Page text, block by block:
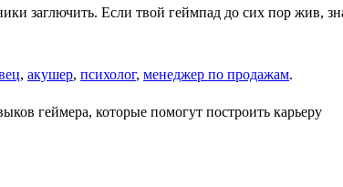
заглючить. Если твой геймпад до сих пор жив,
, акушер, психолог, менеджер по продажам.